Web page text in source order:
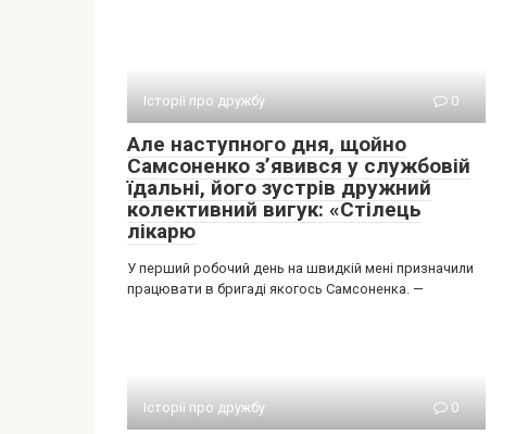
Історії про дружбу 0
Але наступного дня, щойно
Самсоненко з’явився у службовій
їдальні, його зустрів дружний
колективний вигук: «Стілець
лікарю
У перший робочий день на швидкій мені призначили
працювати в бригаді якогось Самсоненка. —
Історії про дружбу 0